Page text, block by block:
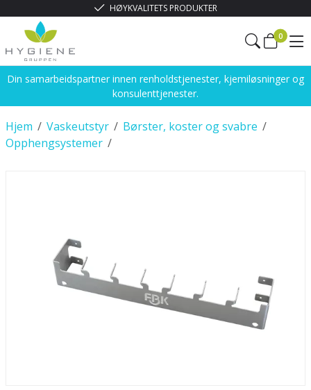
HØYKVALITETS PRODUKTER
0
Din samarbeidspartner innen renholdstjenester, kjemiløsninger og
konsulenttjenester.
/
Hjem /
Vaskeutstyr /
Børster, koster og svabre
/
Opphengsystemer